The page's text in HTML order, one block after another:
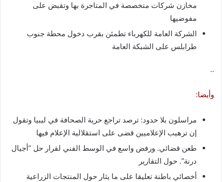
مخازن شركات متخصصة في المتاجرة بها وتقبض على
مفوضيها
الشركة العامة للكهرباء تطمئن بقرب دخول محطة جنوب
طرابلس على الشبكة العامة
..
وأيضا:
مراسلون بلا حدود: ترصد تراجع حرية الصحافة في ليبيا وتقول
إن ترهيب الإعلاميين قضى على استقلالية الإعلام فيها
طعن قضائي. ورفض واسع في الوسط الفني لقرار حل “أجيال
درنة”. حول التقارير
أخصائي باطنة تعليقا على ما يثار حول المنتجات الزراعية